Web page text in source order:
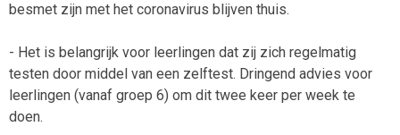
besmet zijn met het coronavirus blijven thuis.
- Het is belangrijk voor leerlingen dat zij zich regelmatig
testen door middel van een zelftest. Dringend advies voor
leerlingen (vanaf groep 6) om dit twee keer per week te
doen.